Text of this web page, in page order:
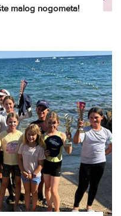
malog nogometa!